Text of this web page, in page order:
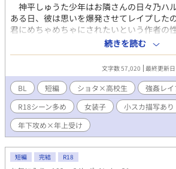
神平しゅうた少年はお隣さんの日々乃ハ
ある日、彼は思いを爆発させてレイプし
君にめちゃめちゃにされたいという作者の
出した作品です。 20.04.26 読者反応が
ので続きを少し書こうかなと思考中です
いのお話を投稿しました。そしてこの小説
不明。 20.05.02 新しいお話を投稿しまし
20.05.03 新しい話を投稿しました。この
をしました。某先生がお話作りに万能でえ
きたいです。 20.05.05 女装子プレイ回を
装プレイ回書きたいですね。あとＲ１８回
で、苦手な方は注意です。 20.05.06 新話
いな展開になってような……。 20.05.09 新
外ＨするＲ１８回です。 20.05.10 新話投
続きを読む
文字数 57,020 最終更新
BL 短編 ショタ×高校生 強姦レイ
R18シーン多め
女装子 小スカ描写あり
年下攻め×年上受け
短編 完結 R18